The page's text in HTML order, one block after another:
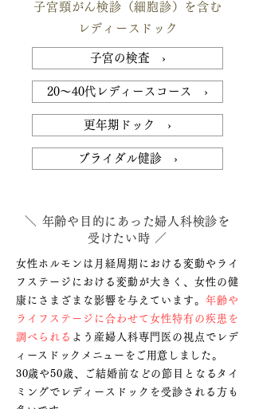
子宮頸がん検診（細胞診）を含む
レディースドック
子宮の検査 ›
20～40代レディースコース ›
更年期ドック ›
ブライダル健診 ›
＼ 年齢や目的にあった婦人科検診を
受けたい時 ／
女性ホルモンは月経周期における変動やライ
フステージにおける変動が大きく、女性の健
康にさまざまな影響を与えています。年齢や
ライフステージに合わせて女性特有の疾患を
調べられる よう産婦人科専門医の視点でレデ
ィースドックメニューをご用意しました。
30歳や50歳、ご結婚前などの節目となるタイ
ミングでレディースドックを受診される方も